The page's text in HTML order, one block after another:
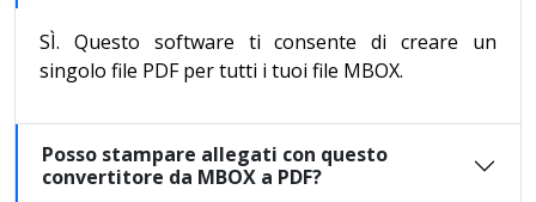
SÌ. Questo software ti consente di creare un
singolo file PDF per tutti i tuoi file MBOX.
Posso stampare allegati con questo
convertitore da MBOX a PDF?